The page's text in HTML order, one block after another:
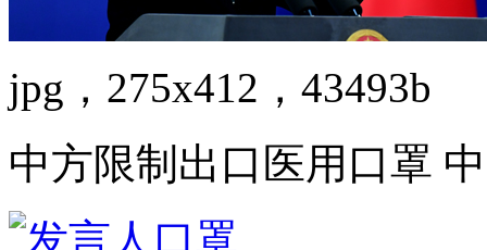
jpg，275x412，43493b
中方限制出口医用口罩